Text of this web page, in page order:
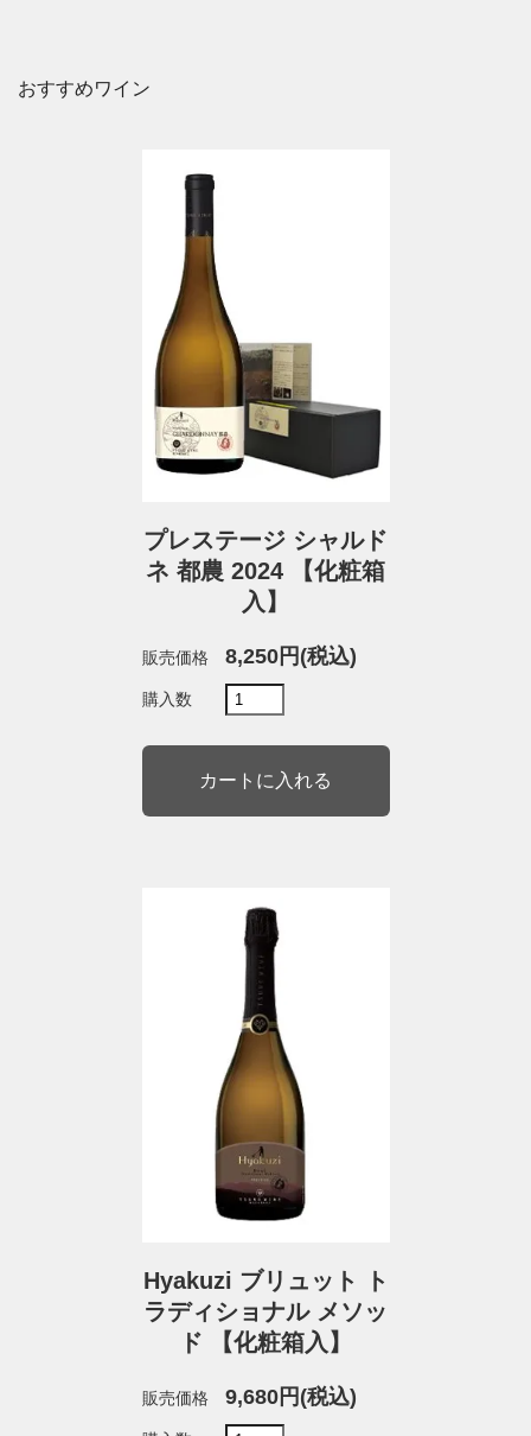
おすすめワイン
プレステージ シャルド
ネ 都農 2024 【化粧箱
入】
販売価格 8,250円(税込)
購入数
Hyakuzi ブリュット ト
ラディショナル メソッ
ド 【化粧箱入】
販売価格 9,680円(税込)